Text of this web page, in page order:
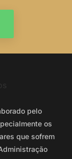
pelo
os
que sofrem